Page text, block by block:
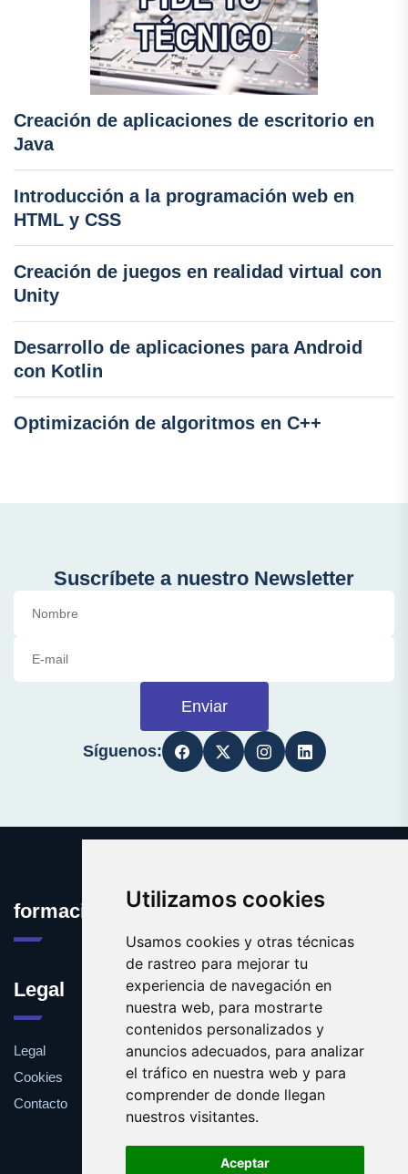
Utilizamos cookies
Usamos cookies y otras técnicas
de rastreo para mejorar tu
experiencia de navegación en
nuestra web, para mostrarte
contenidos personalizados y
anuncios adecuados, para analizar
el tráfico en nuestra web y para
comprender de donde llegan
nuestros visitantes.
Aceptar
Creación de aplicaciones de escritorio en
Java
Introducción a la programación web en
HTML y CSS
Creación de juegos en realidad virtual con
Unity
Desarrollo de aplicaciones para Android
con Kotlin
Optimización de algoritmos en C++
Suscríbete a nuestro Newsletter
Enviar
Síguenos:
formacioninformatica.es
Legal
Legal
Cookies
Contacto